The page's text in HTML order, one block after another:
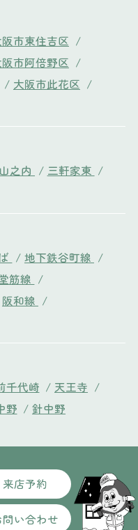
市東住吉区 /
市阿倍野区 /
/ 大阪市此花区 /
山之内 / 三軒家東 /
/ 地下鉄谷町線 /
筋線 /
阪和線 /
千代崎 / 天王寺 /
野 / 針中野
来店予約
問い合わせ